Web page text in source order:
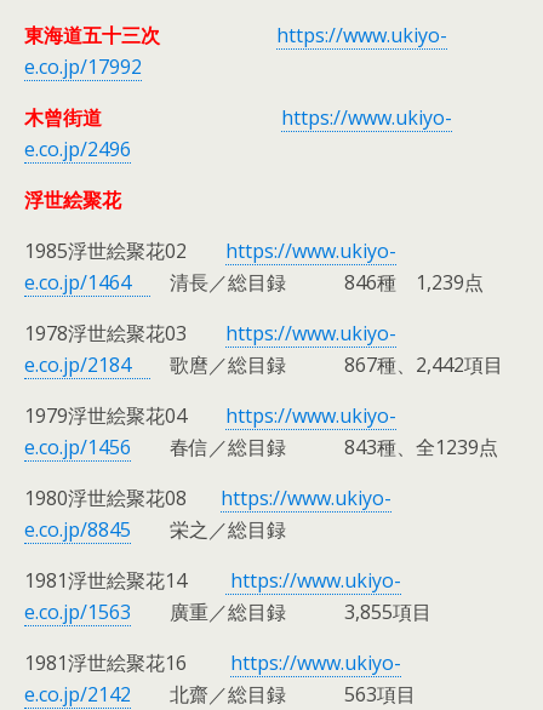
東海道五十三次
https://www.ukiyo-
e.co.jp/17992
木曾街道
https://www.ukiyo-
e.co.jp/2496
浮世絵聚花
1985浮世絵聚花02 https://www.ukiyo-
e.co.jp/1464
清長／総目録 846種 1,239点
1978浮世絵聚花03 https://www.ukiyo-
e.co.jp/2184
歌麿／総目録 867種、2,442項目
1979浮世絵聚花04 https://www.ukiyo-
e.co.jp/1456 春信／総目録 843種、全1239点
1980浮世絵聚花08 https://www.ukiyo-
e.co.jp/8845 栄之／総目録
1981浮世絵聚花14
https://www.ukiyo-
e.co.jp/1563 廣重／総目録 3,855項目
1981浮世絵聚花16 https://www.ukiyo-
e.co.jp/2142 北齋／総目録 563項目